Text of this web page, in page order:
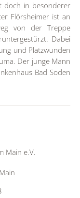
doch in besonderer
Flörsheimer ist an
von der Treppe
Dabei
und Platzwunden
Der junge Mann
Bad Soden
Main e.V.